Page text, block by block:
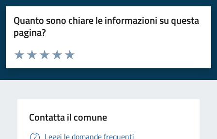
Quanto sono chiare le informazioni su questa
pagina?
Valuta da 1 a 5 stelle la pagina
Valuta 5 stelle su 5
Valuta 4 stelle su 5
Valuta 3 stelle su 5
Valuta 2 stelle su 5
Valuta 1 stelle su 5
Contatta il comune
Leggi le domande frequenti